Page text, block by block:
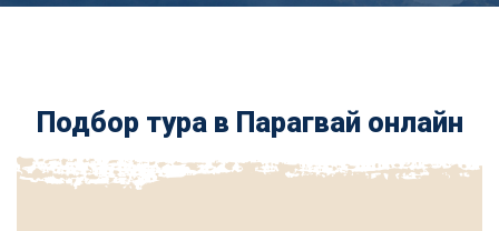
Подбор тура в Парагвай онлайн